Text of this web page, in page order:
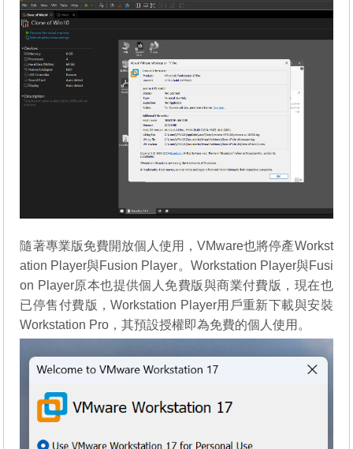
隨著專業版免費開放個人使用，VMware也將停產Workst
ation Player與Fusion Player。Workstation Player與Fusi
on Player原本也提供個人免費版與商業付費版，現在也
已停售付費版，Workstation Player用戶重新下載與安裝
Workstation Pro，其預設授權即為免費的個人使用。